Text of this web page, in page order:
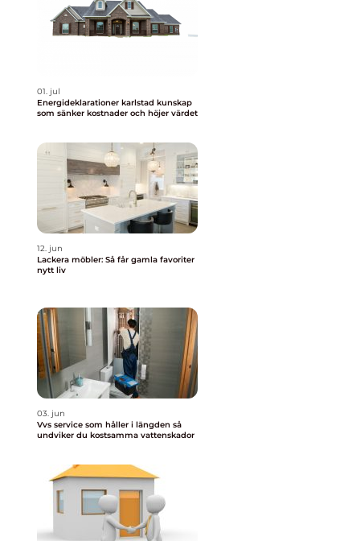
01. jul
Energideklarationer karlstad kunskap
som sänker kostnader och höjer värdet
12. jun
Lackera möbler: Så får gamla favoriter
nytt liv
03. jun
Vvs service som håller i längden så
undviker du kostsamma vattenskador